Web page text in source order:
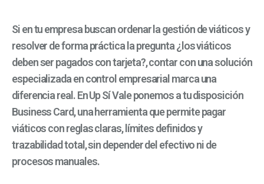
Si en tu empresa buscan ordenar la gestión de viáticos y
resolver de forma práctica la pregunta ¿los viáticos
deben ser pagados con tarjeta?, contar con una solución
especializada en control empresarial marca una
diferencia real. En Up Sí Vale ponemos a tu disposición
Business Card, una herramienta que permite pagar
viáticos con reglas claras, límites definidos y
trazabilidad total, sin depender del efectivo ni de
procesos manuales.